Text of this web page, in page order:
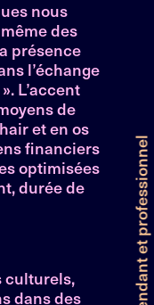
nous
des
présence
l’échange
L’accent
de
et en os
financiers
optimisées
durée de
culturels,
dans des